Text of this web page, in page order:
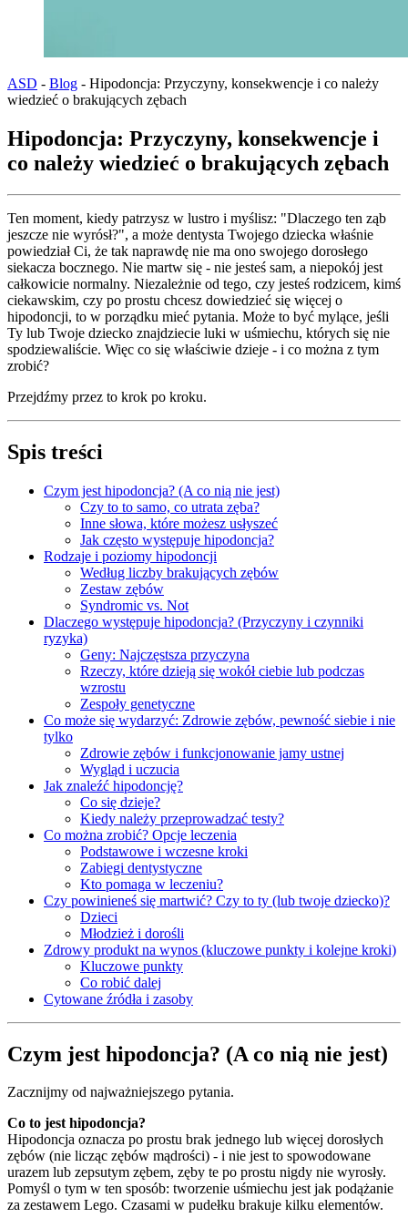
ASD - Blog - Hipodoncja: Przyczyny, konsekwencje i co należy
wiedzieć o brakujących zębach
Hipodoncja: Przyczyny, konsekwencje i
co należy wiedzieć o brakujących zębach
Ten moment, kiedy patrzysz w lustro i myślisz: "Dlaczego ten ząb
jeszcze nie wyrósł?", a może dentysta Twojego dziecka właśnie
powiedział Ci, że tak naprawdę nie ma ono swojego dorosłego
siekacza bocznego. Nie martw się - nie jesteś sam, a niepokój jest
całkowicie normalny. Niezależnie od tego, czy jesteś rodzicem, kimś
ciekawskim, czy po prostu chcesz dowiedzieć się więcej o
hipodoncji, to w porządku mieć pytania. Może to być mylące, jeśli
Ty lub Twoje dziecko znajdziecie luki w uśmiechu, których się nie
spodziewaliście. Więc co się właściwie dzieje - i co można z tym
zrobić?
Przejdźmy przez to krok po kroku.
Spis treści
Czym jest hipodoncja? (A co nią nie jest)
Czy to to samo, co utrata zęba?
Inne słowa, które możesz usłyszeć
Jak często występuje hipodoncja?
Rodzaje i poziomy hipodoncji
Według liczby brakujących zębów
Zestaw zębów
Syndromic vs. Not
Dlaczego występuje hipodoncja? (Przyczyny i czynniki
ryzyka)
Geny: Najczęstsza przyczyna
Rzeczy, które dzieją się wokół ciebie lub podczas
wzrostu
Zespoły genetyczne
Co może się wydarzyć: Zdrowie zębów, pewność siebie i nie
tylko
Zdrowie zębów i funkcjonowanie jamy ustnej
Wygląd i uczucia
Jak znaleźć hipodoncję?
Co się dzieje?
Kiedy należy przeprowadzać testy?
Co można zrobić? Opcje leczenia
Podstawowe i wczesne kroki
Zabiegi dentystyczne
Kto pomaga w leczeniu?
Czy powinieneś się martwić? Czy to ty (lub twoje dziecko)?
Dzieci
Młodzież i dorośli
Zdrowy produkt na wynos (kluczowe punkty i kolejne kroki)
Kluczowe punkty
Co robić dalej
Cytowane źródła i zasoby
Czym jest hipodoncja? (A co nią nie jest)
Zacznijmy od najważniejszego pytania.
Co to jest hipodoncja?
Hipodoncja oznacza po prostu brak jednego lub więcej dorosłych
zębów (nie licząc zębów mądrości) - i nie jest to spowodowane
urazem lub zepsutym zębem, zęby te po prostu nigdy nie wyrosły.
Pomyśl o tym w ten sposób: tworzenie uśmiechu jest jak podążanie
za zestawem Lego. Czasami w pudełku brakuje kilku elementów.